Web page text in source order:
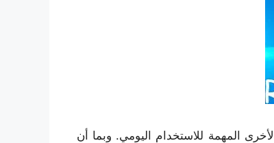
المهمة للاستخدام اليومي. وبما أن